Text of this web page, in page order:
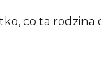
co ta